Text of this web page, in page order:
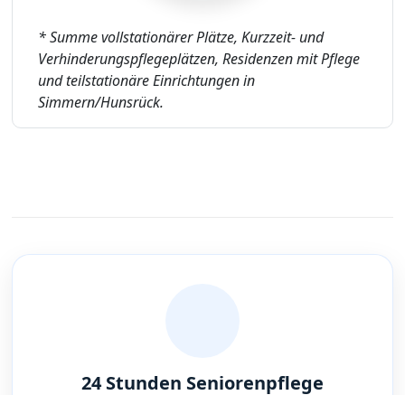
* Summe vollstationärer Plätze, Kurzzeit- und
Verhinderungspflegeplätzen, Residenzen mit Pflege
und teilstationäre Einrichtungen in
Simmern/Hunsrück.
24 Stunden Seniorenpflege